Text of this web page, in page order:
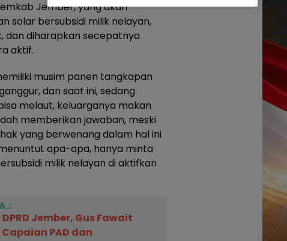
Jember, yang akan
solar bersubsidi milik nelayan,
dan diharapkan secepatnya
aktif.
musim panen tangkapan
dan saat ini, sedang
melaut, keluarganya makan
memberikan jawaban, meski
yang berwenang dalam hal ini
apa-apa, hanya minta
milik nelayan di aktifkan
:
Jember, Gus Fawait
PAD dan